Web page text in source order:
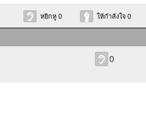
หยิกหู 0 ให้กำลังใจ 0
0